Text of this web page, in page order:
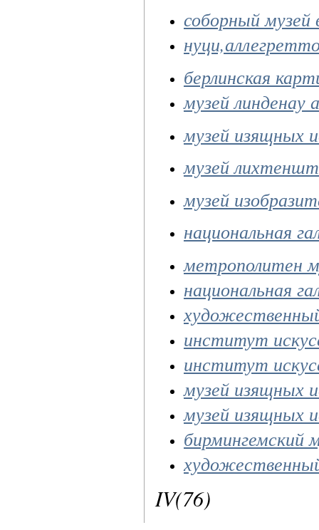
соборный музей
берлинская
музей линденау
музей изящных
музей
музей
национальная
метрополитен
национальная
институт
институт
музей изящных
музей изящных
бирмингемский
IV(76)